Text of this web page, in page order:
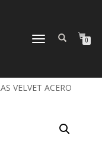
TOGGLE
0
VELVET ACERO